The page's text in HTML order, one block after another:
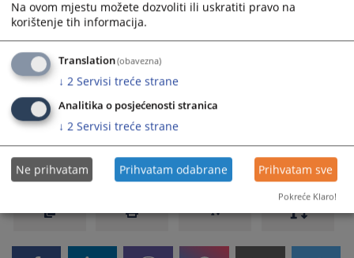
Fizičko osiguranje (unutrašnje i vanjsko) obezbjeđuje se
stalnim dežurstvom sudskih policajaca, dok se tehničko
osiguranje zgrade vrši posredstvom unutrašnjeg i vanjskog
video nadzora sudske zgrade, te čuvanjem video zapisa koji se
uz određene uslove mogu pregledati.
Prikazana vijest je na: Bosanski jezik
2947PREGLEDA
Na ovom mjestu možete dozvoliti ili uskratiti pravo na
korištenje tih informacija.
Translation(obavezna)
↓ 2 Servisi treće strane
Analitika o posjećenosti stranica
↓ 2 Servisi treće strane
Ne prihvatam Prihvatam odabrane Prihvatam sve
Pokreće Klaro!